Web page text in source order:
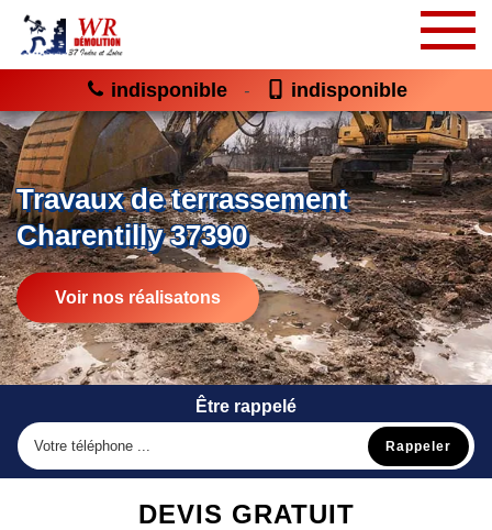
indisponible - indisponible
Travaux de terrassement
Charentilly 37390
Voir nos réalisatons
Être rappelé
DEVIS GRATUIT